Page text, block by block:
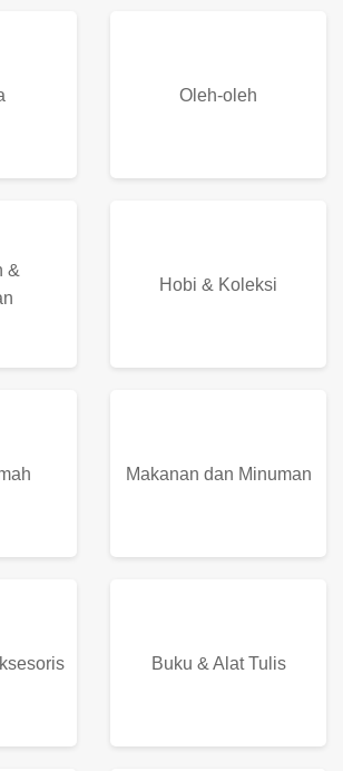
Oleh-oleh
&
Hobi & Koleksi
Makanan dan Minuman
Buku & Alat Tulis